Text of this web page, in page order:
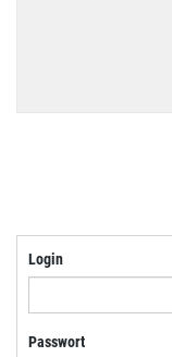
Login
Passwort